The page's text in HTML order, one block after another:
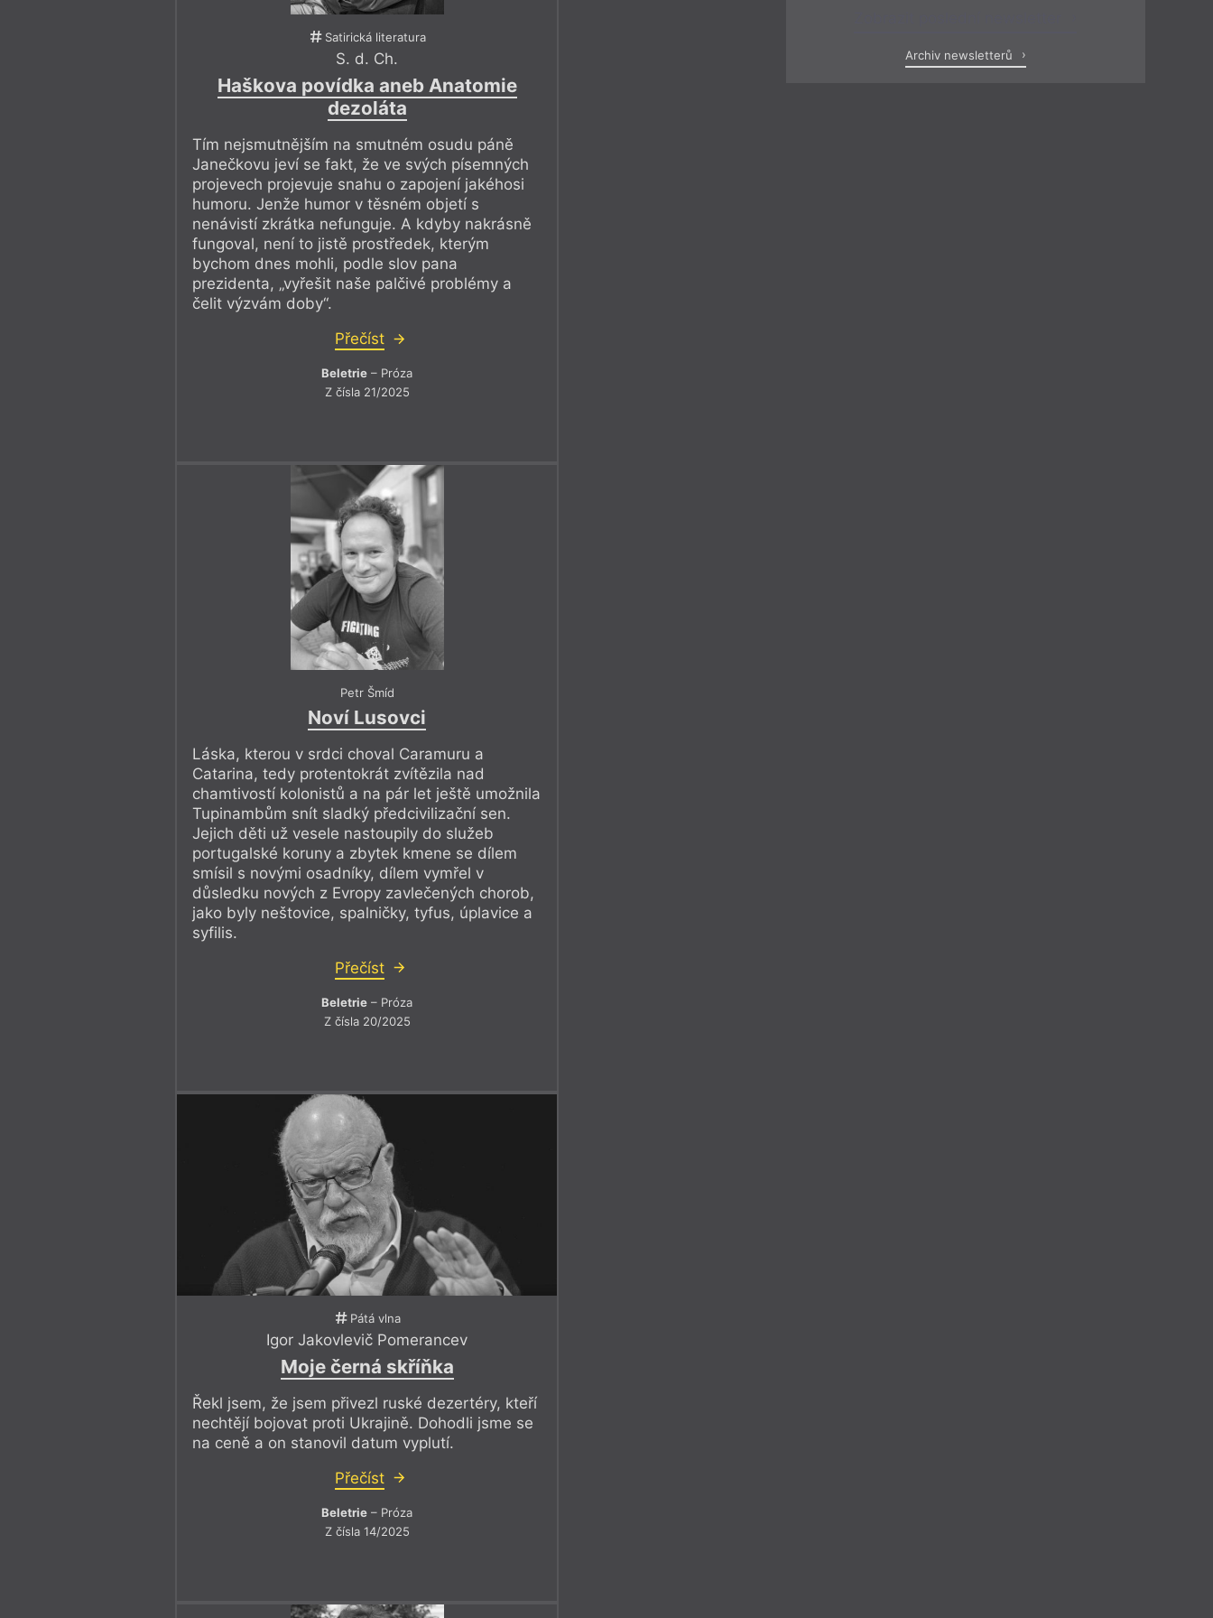
Satirická literatura
S. d. Ch.
Haškova povídka aneb Anatomie
dezoláta
Tím nejsmutnějším na smutném osudu páně
Janečkovu jeví se fakt, že ve svých písemných
projevech projevuje snahu o zapojení jakéhosi
humoru. Jenže humor v těsném objetí s
nenávistí zkrátka nefunguje. A kdyby nakrásně
fungoval, není to jistě prostředek, kterým
bychom dnes mohli, podle slov pana
prezidenta, „vyřešit naše palčivé problémy a
čelit výzvám doby“.
Přečíst
Beletrie – Próza
Z čísla 21/2025
Petr Šmíd
Noví Lusovci
Láska, kterou v srdci choval Caramuru a
Catarina, tedy protentokrát zvítězila nad
chamtivostí kolonistů a na pár let ještě umožnila
Tupinambům snít sladký předcivilizační sen.
Jejich děti už vesele nastoupily do služeb
portugalské koruny a zbytek kmene se dílem
smísil s novými osadníky, dílem vymřel v
důsledku nových z Evropy zavlečených chorob,
jako byly neštovice, spalničky, tyfus, úplavice a
syfilis.
Přečíst
Beletrie – Próza
Z čísla 20/2025
Pátá vlna
Igor Jakovlevič Pomerancev
Moje černá skříňka
Řekl jsem, že jsem přivezl ruské dezertéry, kteří
nechtějí bojovat proti Ukrajině. Dohodli jsme se
na ceně a on stanovil datum vyplutí.
Přečíst
Beletrie – Próza
Z čísla 14/2025
Archiv newsletterů